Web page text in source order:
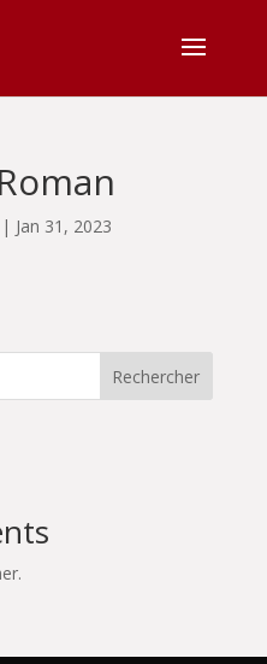
Jan 31, 2023
Rechercher